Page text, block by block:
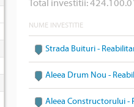
Total investitii:
NUME INVESTITIE
Strada Buituri -
Aleea Drum Nou -
Aleea Constructorului -